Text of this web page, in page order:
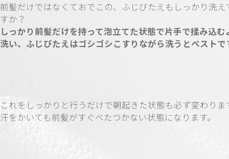
前髪だけではなくておでこの、ふじびたえもしっかり洗え
すか？
しっかり前髪だけを持って泡立てた状態で片手で揉み込む
洗い、ふじびたえはゴシゴシこすりながら洗うとベストで
これをしっかりと行うだけで朝起きた状態も必ず変わりま
汗をかいても前髪がすぐべたつかない状態になります。